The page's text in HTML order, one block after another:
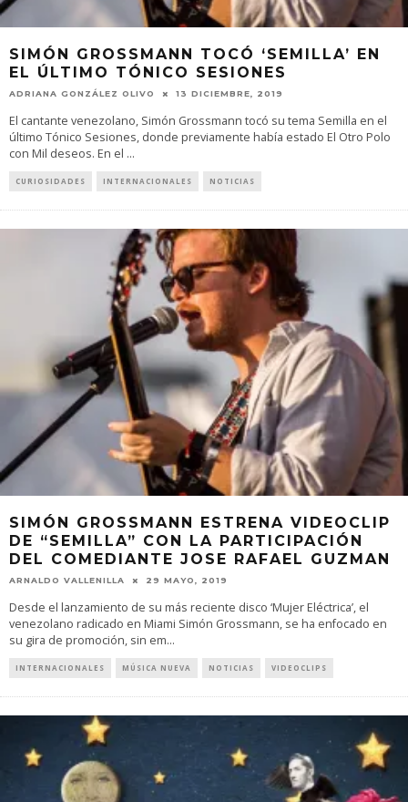
SIMÓN GROSSMANN TOCÓ ‘SEMILLA’ EN
EL ÚLTIMO TÓNICO SESIONES
ADRIANA GONZÁLEZ OLIVO 13 DICIEMBRE, 2019
El cantante venezolano, Simón Grossmann tocó su tema Semilla en el
último Tónico Sesiones, donde previamente había estado El Otro Polo
con Mil deseos. En el ...
CURIOSIDADES INTERNACIONALES NOTICIAS
SIMÓN GROSSMANN ESTRENA VIDEOCLIP
DE “SEMILLA” CON LA PARTICIPACIÓN
DEL COMEDIANTE JOSE RAFAEL GUZMAN
ARNALDO VALLENILLA 29 MAYO, 2019
Desde el lanzamiento de su más reciente disco ‘Mujer Eléctrica’, el
venezolano radicado en Miami Simón Grossmann, se ha enfocado en
su gira de promoción, sin em...
INTERNACIONALES MÚSICA NUEVA NOTICIAS VIDEOCLIPS